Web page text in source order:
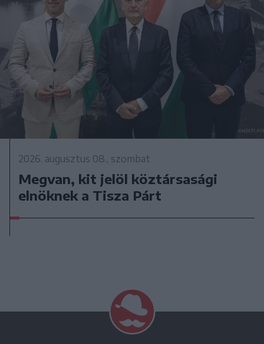
2026. augusztus 08., szombat
Megvan, kit jelöl köztársasági
elnöknek a Tisza Párt